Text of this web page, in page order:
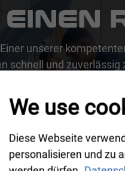
unserer
schnell und zuverlässig
dass Ihre Daten an
gelesen haben.
We use
Diese Webseite
personalisieren und zu